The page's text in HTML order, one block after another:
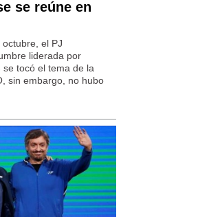
se reúne en
el PJ
liderada por
tocó el tema de la
sin embargo, no hubo